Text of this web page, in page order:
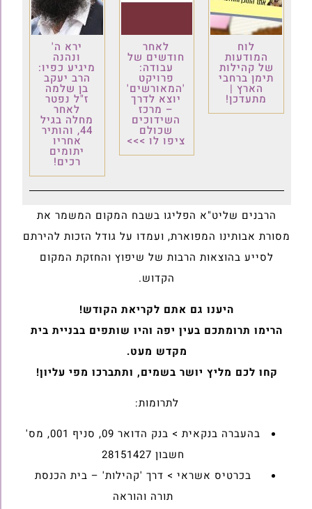
לוח
המודעות
של קהילות
תימן ברחבי
הארץ |
מתעדכן!
לאחר
חודשים של
עבודה:
פרויקט
'המאורשים'
יוצא לדרך
– מרכז
השידוכים
שכולם
ציפו לו >>>
ירא ה'
ונהנה
מיגיע כפיו:
הרב יעקב
בן שלמה
ז"ל נפטר
לאחר
מחלה בגיל
44, והותיר
אחריו
יתומים
רכים!
הרבנים שליט"א הפליגו בשבח המקום המשמר את
מסורת אבותינו המפוארת, ועמדו על גודל הזכות להירתם
לסייע בהוצאות הרבות של שיפוץ והחזקת המקום
הקדוש.
היענו גם אתם לקריאת הקודש!
הרימו תרומתכם בעין יפה והיו שותפים בבניית בית
מקדש מעט.
קחו לכם מליץ יושר בשמים, ותתברכו מפי עליון!
לתרומות:
בהעברה בנקאית > בנק הדואר 09, סניף 001, מס'
חשבון 28151427
בכרטיס אשראי > דרך 'קהילות' – בית הכנסת
תורה והוראה